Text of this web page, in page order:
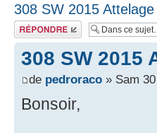
308 SW 2015
Répondre
308 SW 2015
de pedroraco » Sam
Bonsoir,